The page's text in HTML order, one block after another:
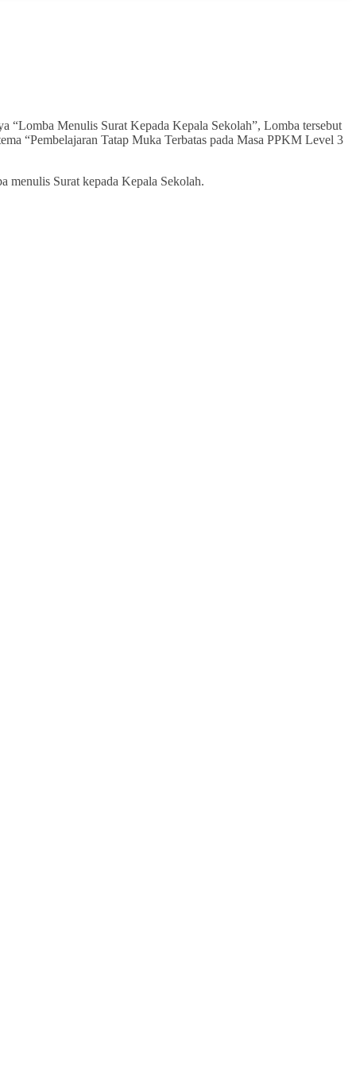
“Lomba Menulis Surat Kepada Kepala Sekolah”, Lomba tersebut
“Pembelajaran Tatap Muka Terbatas pada Masa PPKM Level 3
menulis Surat kepada Kepala Sekolah.